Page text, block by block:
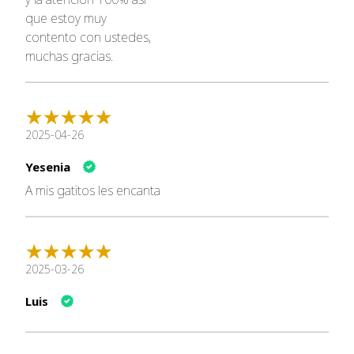
Cada bocado crujiente está lleno de sabor y cuidado para
mantener a tu felino saludable y feliz.
que estoy muy
contento con ustedes,
muchas gracias.
2025-04-26
Yesenia
A mis gatitos les encanta
2025-03-26
Luis